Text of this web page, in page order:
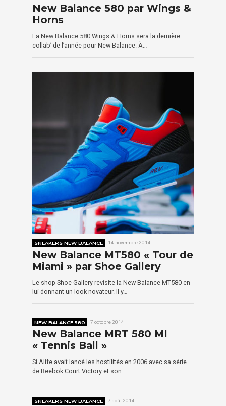
New Balance 580 par Wings &
Horns
La New Balance 580 Wings & Horns sera la dernière
collab’ de l’année pour New Balance. À…
SNEAKERS NEW BALANCE 14 novembre 2014
New Balance MT580 « Tour de
Miami » par Shoe Gallery
Le shop Shoe Gallery revisite la New Balance MT580 en
lui donnant un look novateur. Il y…
NEW BALANCE 580 7 octobre 2014
New Balance MRT 580 MI
« Tennis Ball »
Si Alife avait lancé les hostilités en 2006 avec sa série
de Reebok Court Victory et son…
SNEAKERS NEW BALANCE 7 août 2014